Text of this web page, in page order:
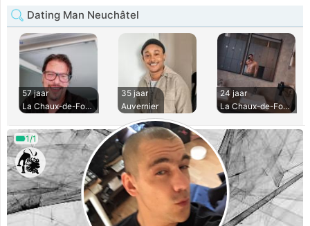
Dating Man Neuchâtel
57 jaar
La Chaux-de-Fonds
35 jaar
Auvernier
24 jaar
La Chaux-de-Fonds
1/1